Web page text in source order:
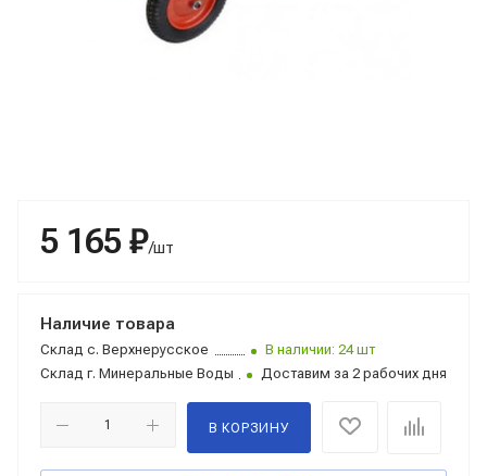
5 165 ₽/шт
Наличие товара
Склад с. Верхнерусское
В наличии: 24 шт
Склад г. Минеральные Воды Доставим за 2 рабочих дня
В КОРЗИНУ